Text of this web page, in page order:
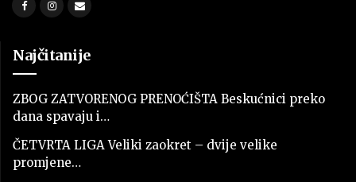
Najčitanije
ZBOG ZATVORENOG PRENOĆIŠTA Beskućnici preko
dana spavaju i…
ČETVRTA LIGA Veliki zaokret – dvije velike
promjene…